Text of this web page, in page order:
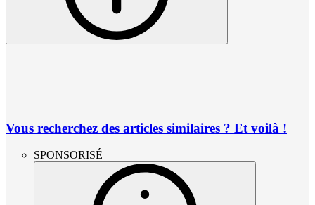
Vous recherchez des articles similaires ? Et voilà !
SPONSORISÉ